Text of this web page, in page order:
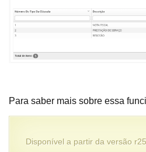
Para saber mais sobre essa
Disponível a partir da versão